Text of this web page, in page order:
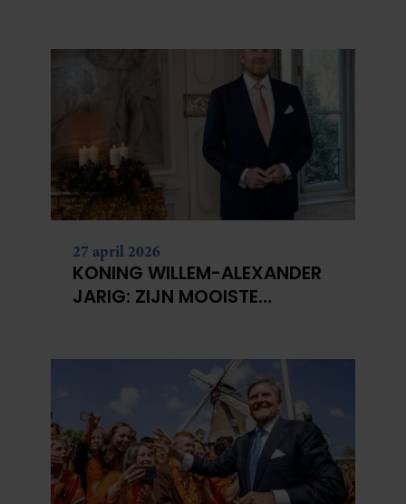
27 april 2026
KONING WILLEM-ALEXANDER
JARIG: ZIJN MOOISTE